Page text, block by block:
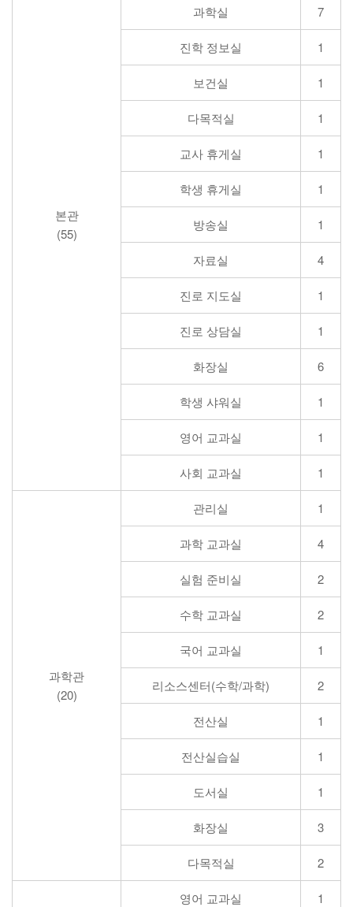
본관
(55)
과학실 7
진학 정보실 1
보건실 1
다목적실 1
교사 휴게실 1
학생 휴게실 1
방송실 1
자료실 4
진로 지도실 1
진로 상담실 1
화장실 6
학생 샤워실 1
영어 교과실 1
사회 교과실 1
과학관
(20)
관리실 1
과학 교과실 4
실험 준비실 2
수학 교과실 2
국어 교과실 1
리소스센터(수학/과학) 2
전산실 1
전산실습실 1
도서실 1
화장실 3
다목적실 2
영어 교과실 1